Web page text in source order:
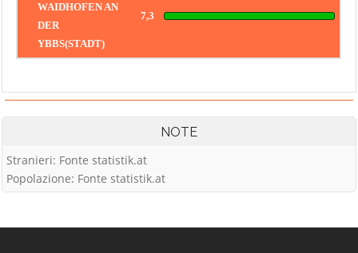
WAIDHOFEN AN
DER
YBBS(STADT)
7,3
NOTE
Stranieri: Fonte statistik.at
Popolazione: Fonte statistik.at